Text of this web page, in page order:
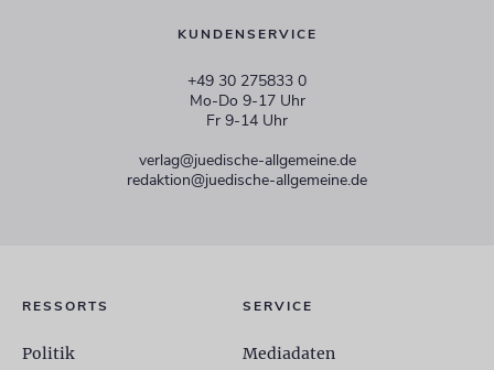
KUNDENSERVICE
+49 30 275833 0
Mo-Do 9-17 Uhr
Fr 9-14 Uhr
verlag@juedische-allgemeine.de
redaktion@juedische-allgemeine.de
RESSORTS
Politik
SERVICE
Mediadaten